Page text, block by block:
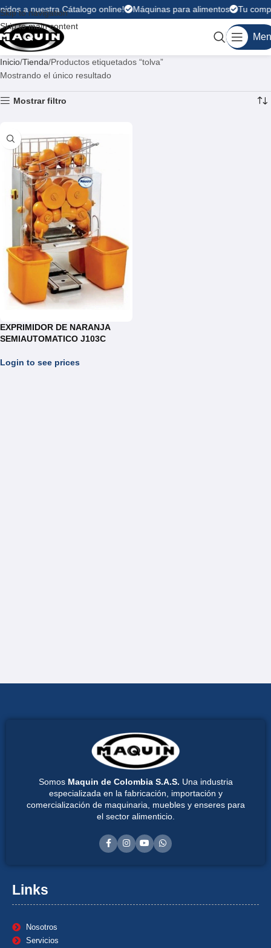
Skip to navigation
Skip to main content
a nuestra Cátalogo online! Máquinas para alimentos Tu
Inicio Tienda Productos etiquetados “tolva”
Mostrando el único resultado
Mostrar filtro
EXPRIMIDOR DE NARANJA
SEMIAUTOMATICO J103C
Login to see prices
Somos Maquin de Colombia S.A.S. Una industria
especializada en la fabricación, importación y
comercialización de maquinaria, muebles y enseres para
el sector alimenticio.
Links
Nosotros
Servicios